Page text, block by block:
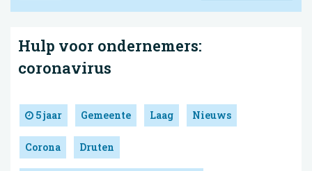
Hulp voor ondernemers:
coronavirus
5 jaar Gemeente Laag Nieuws
Corona Druten